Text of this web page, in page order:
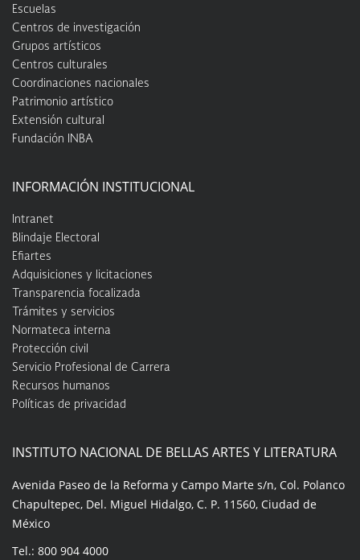
Escuelas
Centros de investigación
Grupos artísticos
Centros culturales
Coordinaciones nacionales
Patrimonio artístico
Extensión cultural
Fundación INBA
INFORMACIÓN INSTITUCIONAL
Intranet
Blindaje Electoral
Efiartes
Adquisiciones y licitaciones
Transparencia focalizada
Trámites y servicios
Normateca interna
Protección civil
Servicio Profesional de Carrera
Recursos humanos
Políticas de privacidad
INSTITUTO NACIONAL DE BELLAS ARTES Y LITERATURA
Avenida Paseo de la Reforma y Campo Marte s/n, Col. Polanco
Chapultepec, Del. Miguel Hidalgo, C. P. 11560, Ciudad de
México
Tel.: 800 904 4000